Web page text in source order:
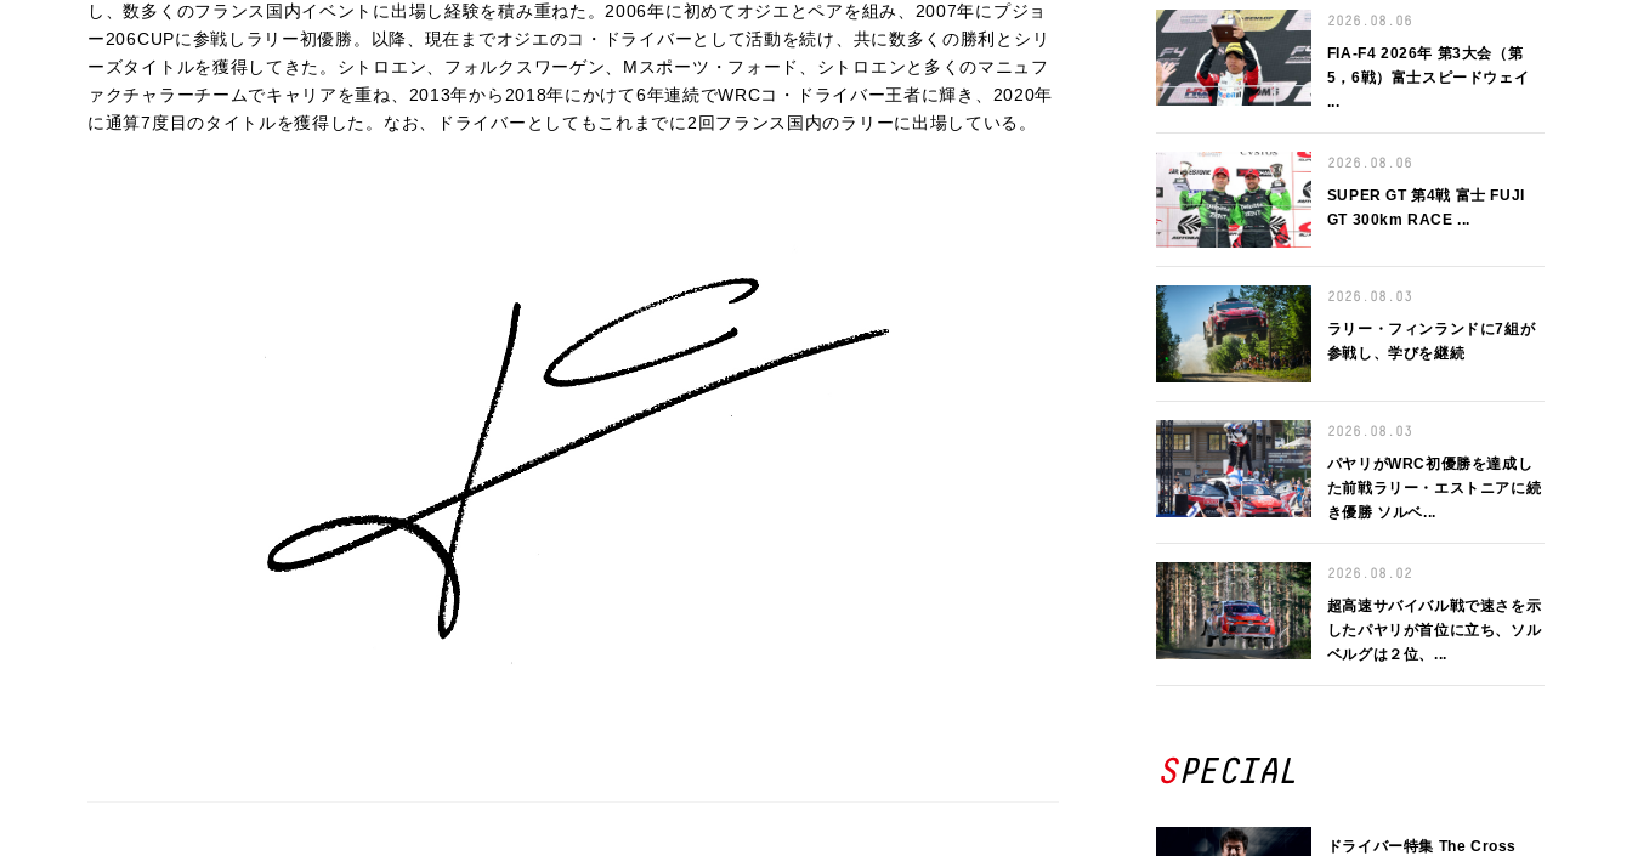
し、数多くのフランス国内イベントに出場し経験を積み重ねた。2006年に初めてオジエとペアを組み、2007年にプジョ
ー206CUPに参戦しラリー初優勝。以降、現在までオジエのコ・ドライバーとして活動を続け、共に数多くの勝利とシリ
ーズタイトルを獲得してきた。シトロエン、フォルクスワーゲン、Mスポーツ・フォード、シトロエンと多くのマニュフ
ァクチャラーチームでキャリアを重ね、2013年から2018年にかけて6年連続でWRCコ・ドライバー王者に輝き、2020年
に通算7度目のタイトルを獲得した。なお、ドライバーとしてもこれまでに2回フランス国内のラリーに出場している。
2026.08.06
FIA-F4 2026年 第3大会（第
5，6戦）富士スピードウェイ
...
2026.08.06
SUPER GT 第4戦 富士 FUJI
GT 300km RACE ...
2026.08.03
ラリー・フィンランドに7組が
参戦し、学びを継続
2026.08.03
パヤリがWRC初優勝を達成し
た前戦ラリー・エストニアに続
き優勝 ソルベ...
2026.08.02
超高速サバイバル戦で速さを示
したパヤリが首位に立ち、ソル
ベルグは２位、...
SPECIAL
ドライバー特集 The Cross